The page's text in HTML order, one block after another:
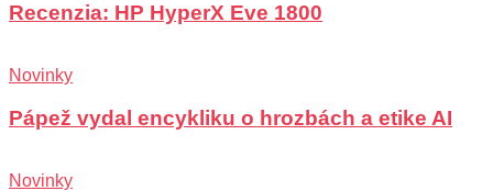
Recenzia: HP HyperX Eve 1800
Novinky
Pápež vydal encykliku o hrozbách a etike AI
Novinky